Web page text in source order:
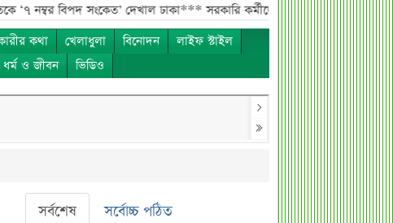
বিপদ সংকেত’ দেখাল ঢাকা*** সরকারি কর্মীদের বেতন বাড়ানো নিয়ে যা বললেন
কথা খেলাধুলা বিনোদন
লাইফ স্টাইল
ধর্ম ও জীবন ভিডিও
সর্বশেষ সর্বোচ্চ পঠিত